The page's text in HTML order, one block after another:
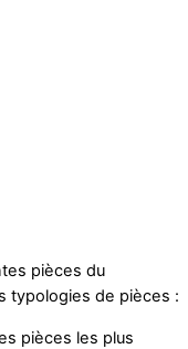
pièces du
typologies de pièces :
pièces les plus